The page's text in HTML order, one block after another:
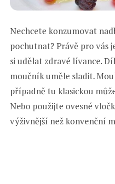
Nechcete konzumovat
pochutnat? Právě pro vás
si udělat zdravé lívance.
moučník uměle sladit.
případně tu klasickou
Nebo použijte ovesné
výživnější než konvenční